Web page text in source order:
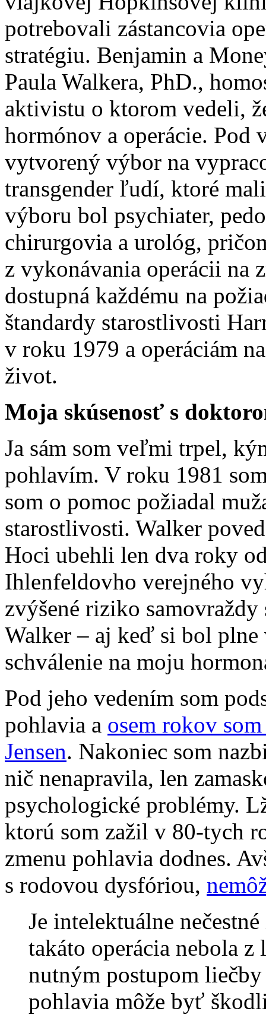
potrebovali zástancovia
stratégiu. Benjamin a
Paula Walkera, PhD.,
aktivistu o ktorom vedeli,
hormónov a operácie. Pod
vytvorený výbor na
transgender ľudí, ktoré
výboru bol psychiater,
chirurgovia a urológ,
z vykonávania operácii na
dostupná každému na
štandardy starostlivosti
v roku 1979 a operáciám
život.
Moja skúsenosť s
Ja sám som veľmi trpel,
pohlavím. V roku 1981
som o pomoc požiadal
starostlivosti. Walker
Hoci ubehli len dva roky
Ihlenfeldovho verejného
zvýšené riziko
Walker – aj keď si bol plne
schválenie na moju
Pod jeho vedením som
pohlavia a osem rokov
Jensen. Nakoniec som
nič nenapravila, len
psychologické problémy.
ktorú som zažil v 80-tych
zmenu pohlavia dodnes.
s rodovou dysfóriou,
Je intelektuálne
takáto operácia nebola
nutným postupom
pohlavia môže byť